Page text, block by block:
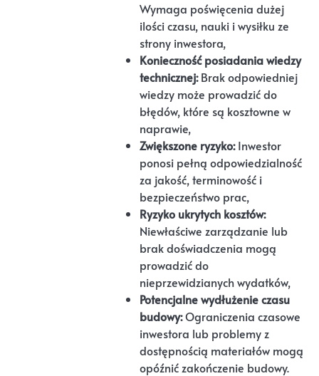
Wymaga poświęcenia dużej
ilości czasu, nauki i wysiłku ze
strony inwestora,
Konieczność posiadania wiedzy
technicznej:Brak odpowiedniej
wiedzy może prowadzić do
błędów, które są kosztowne w
naprawie,
Zwiększone ryzyko:Inwestor
ponosi pełną odpowiedzialność
za jakość, terminowość i
bezpieczeństwo prac,
Ryzyko ukrytych kosztów:
Niewłaściwe zarządzanie lub
brak doświadczenia mogą
prowadzić do
nieprzewidzianych wydatków,
Potencjalne wydłużenie czasu
budowy:Ograniczenia czasowe
inwestora lub problemy z
dostępnością materiałów mogą
opóźnić zakończenie budowy.